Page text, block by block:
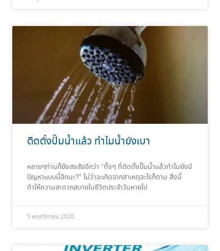
ติดตั้งปั๊มน้ำแล้ว ทำไมน้ำยังเบา
หลายๆท่านก็ยังสงสัยอีกว่า “ทั้งๆ ที่ติดตั้งปั๊มน้ำแล้วทำไมยังมี
ปัญหาแบบนี้อีกนะ?” ไม่ว่าจะเกิดจากสาเหตุอะไรก็ตาม สิ่งนี้
ทำให้ความสะดวกสบายในชีวิตประจำวันหายไป
5 พฤศจิกายน 2020